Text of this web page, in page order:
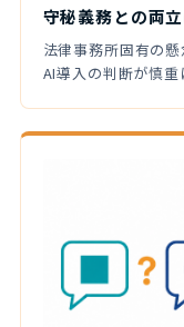
守秘義務との両
法律事務所固有の
AI導入の判断が慎重